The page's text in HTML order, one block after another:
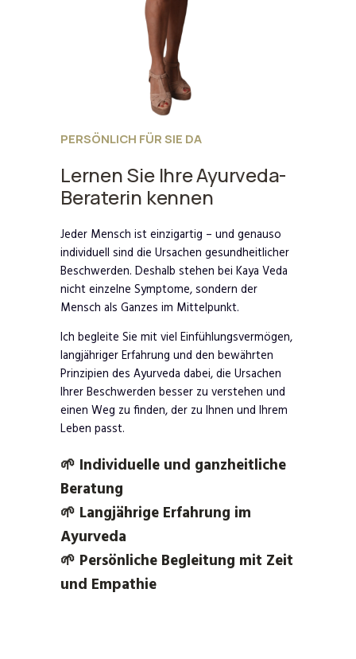
PERSÖNLICH FÜR SIE DA
Lernen Sie Ihre Ayurveda-
Beraterin kennen
Jeder Mensch ist einzigartig – und genauso
individuell sind die Ursachen gesundheitlicher
Beschwerden. Deshalb stehen bei Kaya Veda
nicht einzelne Symptome, sondern der
Mensch als Ganzes im Mittelpunkt.
Ich begleite Sie mit viel Einfühlungsvermögen,
langjähriger Erfahrung und den bewährten
Prinzipien des Ayurveda dabei, die Ursachen
Ihrer Beschwerden besser zu verstehen und
einen Weg zu finden, der zu Ihnen und Ihrem
Leben passt.
🌱 Individuelle und ganzheitliche
Beratung
🌱 Langjährige Erfahrung im
Ayurveda
🌱 Persönliche Begleitung mit Zeit
und Empathie